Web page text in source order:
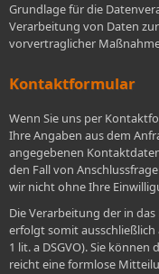
Grundlage für die
Verarbeitung von Daten
vorvertraglicher
Kontaktformular
Wenn Sie uns per
Ihre Angaben aus dem
angegebenen
den Fall von
wir nicht ohne Ihre
Die Verarbeitung der in
erfolgt somit ausschließlich
1 lit. a DSGVO). Sie
reicht eine formlose